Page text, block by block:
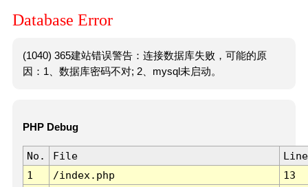
Database Error
(1040) 365建站错误警告：连接数据库失败，可能的原
因：1、数据库密码不对; 2、mysql未启动。
PHP Debug
No. File
Line
1
/index.php 13